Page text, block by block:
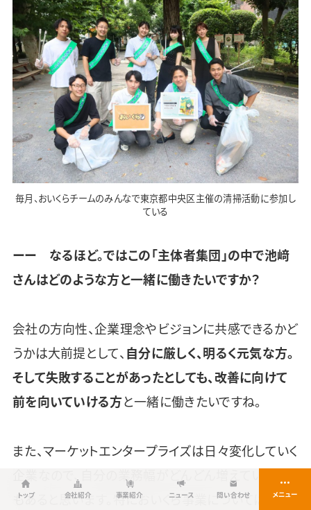
トップ 会社紹介 事業紹介 ニュース 問い合わせ
毎月、おいくらチームのみんなで東京都中央区主催の清掃活動に参加し
ている
ーー なるほど。ではこの「主体者集団」の中で池﨑
さんはどのような方と一緒に働きたいですか？
会社の方向性、企業理念やビジョンに共感できるかど
うかは大前提として、 自分に厳しく、明るく元気な方。
そして失敗することがあったとしても、改善に向けて
前を向いていける方と一緒に働きたいですね。
また、マーケットエンタープライズは日々変化していく
企業なので、自分の業務幅がどんどん増えていくこと
もあると思います。特においくら事業については成長